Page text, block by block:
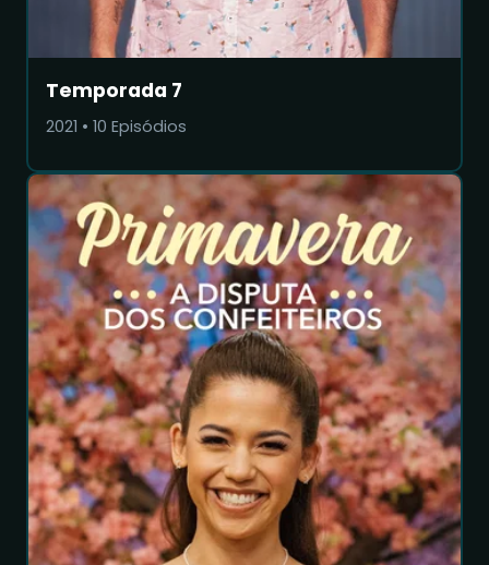
Temporada 7
2021 • 10 Episódios